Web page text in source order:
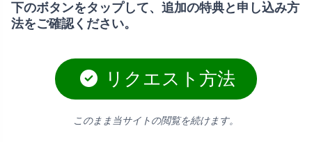
下のボタンをタップして、追加の特典と申し込み方
法をご確認ください。
リクエスト方法
このまま当サイトの閲覧を続けます。